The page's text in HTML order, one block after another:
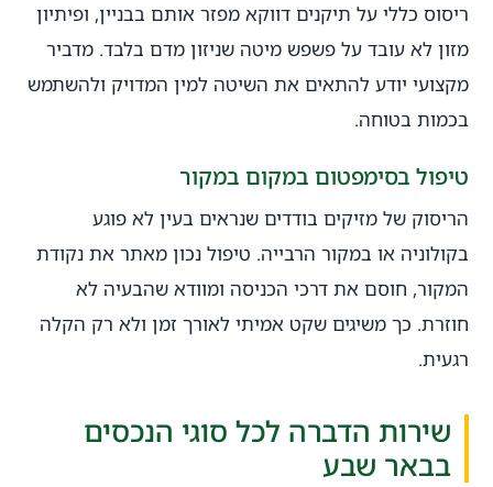
ריסוס כללי על תיקנים דווקא מפזר אותם בבניין, ופיתיון
מזון לא עובד על פשפש מיטה שניזון מדם בלבד. מדביר
מקצועי יודע להתאים את השיטה למין המדויק ולהשתמש
בכמות בטוחה.
טיפול בסימפטום במקום במקור
הריסוק של מזיקים בודדים שנראים בעין לא פוגע
בקולוניה או במקור הרבייה. טיפול נכון מאתר את נקודת
המקור, חוסם את דרכי הכניסה ומוודא שהבעיה לא
חוזרת. כך משיגים שקט אמיתי לאורך זמן ולא רק הקלה
רגעית.
שירות הדברה לכל סוגי הנכסים
בבאר שבע